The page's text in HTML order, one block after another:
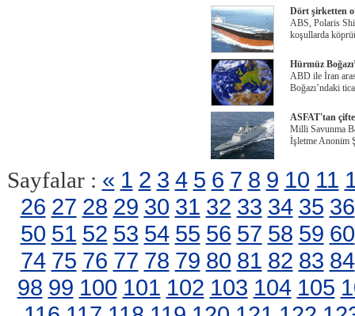
Dört şirketten
ABS, Polaris
koşullarda
Hürmüz
ABD ile İran
Boğazı’ndaki
ASFAT'tan çifte
Milli Savunma
İşletme Anonim
Sayfalar : « 1 2 3 4 5 6 7 8 9 10 11
26 27 28 29 30 31 32 33 34 35 36
50 51 52 53 54 55 56 57 58 59 60
74 75 76 77 78 79 80 81 82 83 84
98 99 100 101 102 103 104 105